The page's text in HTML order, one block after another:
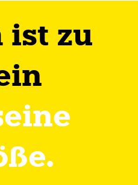
ist zu